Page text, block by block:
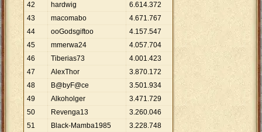
42
hardwig 6.614.372
43
macomabo 4.671.767
44
ooGodsgiftoo 4.157.547
45
mmerwa24 4.057.704
46
Tiberias73 4.001.423
47
AlexThor 3.870.172
48
B@byF@ce 3.501.934
49
Alkoholger 3.471.729
50
Revenga13 3.260.046
51
Black-Mamba1985 3.228.748